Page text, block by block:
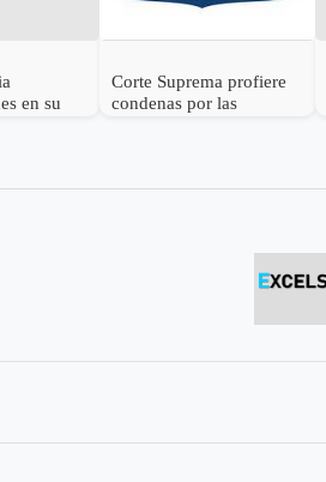
en su
Corte Suprema profiere
condenas por las